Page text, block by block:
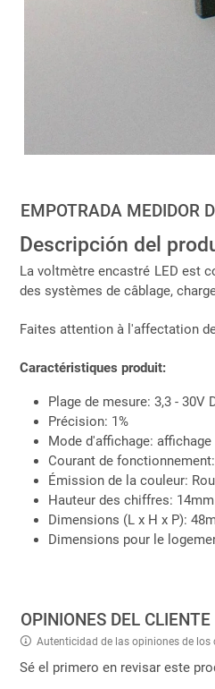
EMPOTRADA MEDIDOR
Descripción del
La voltmètre encastré LED est
des systèmes de câblage,
Faites attention à l'affectation
Caractéristiques produit:
Plage de mesure: 3,3 - 30V
Précision: 1%
Mode d'affichage:
Courant de
Émission de la couleur:
Hauteur des chiffres: 14mm
Dimensions (L x H x P):
Dimensions pour le
OPINIONES DEL CLIENTE
Autenticidad de las opiniones de los
Sé el primero en revisar este